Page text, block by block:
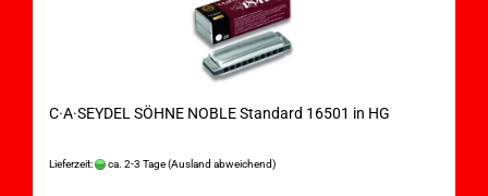
C·A·SEYDEL SÖHNE NOBLE Standard 16501 in HG
Lieferzeit: ca. 2-3 Tage(Ausland abweichend)